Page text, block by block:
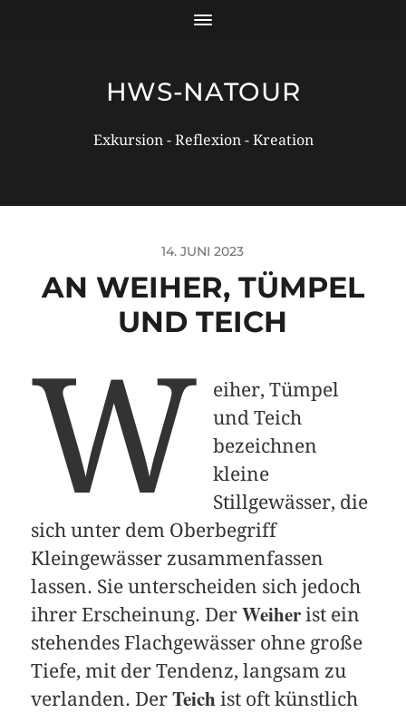
HWS-NATOUR
Exkursion - Reflexion - Kreation
14. JUNI 2023
AN WEIHER, TÜMPEL
UND TEICH
W
eiher, Tümpel
und Teich
bezeichnen
kleine
Stillgewässer, die
sich unter dem Oberbegriff
Kleingewässer zusammenfassen
lassen. Sie unterscheiden sich jedoch
ihrer Erscheinung. Der Weiherist ein
stehendes Flachgewässer ohne große
Tiefe, mit der Tendenz, langsam zu
verlanden. DerTeich ist oft künstlich